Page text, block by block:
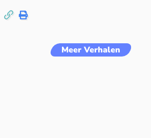
Meer Verhalen